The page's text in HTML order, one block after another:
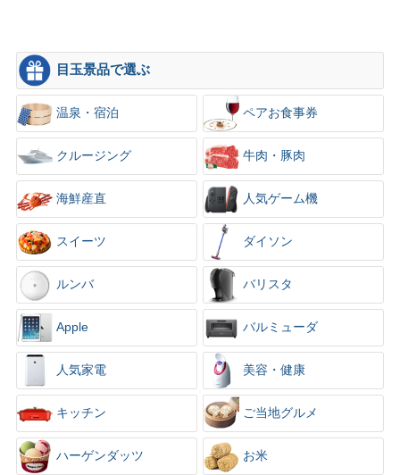
目玉景品で選ぶ
温泉・宿泊 ペアお食事券
クルージング 牛肉・豚肉
海鮮産直 人気ゲーム機
スイーツ ダイソン
ルンバ バリスタ
Apple バルミューダ
人気家電 美容・健康
キッチン ご当地グルメ
ハーゲンダッツ お米